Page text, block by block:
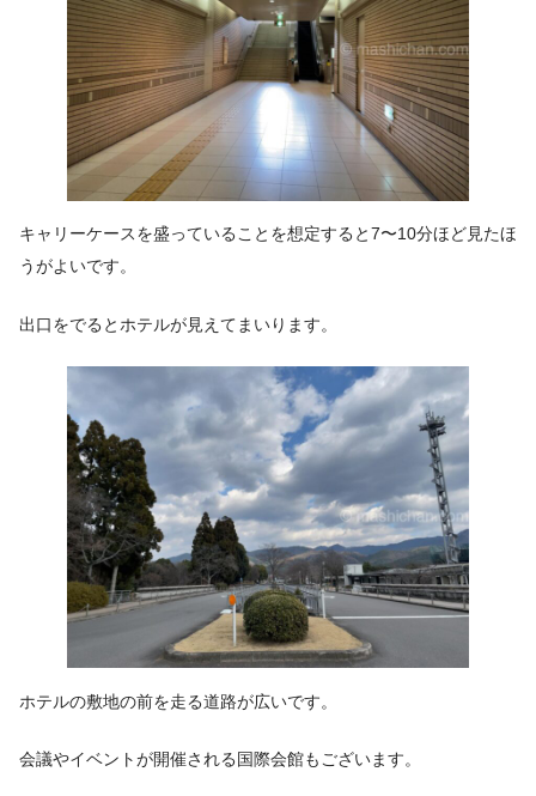
キャリーケースを盛っていることを想定すると7〜10分ほど見たほ
うがよいです。
出口をでるとホテルが見えてまいります。
ホテルの敷地の前を走る道路が広いです。
会議やイベントが開催される国際会館もございます。